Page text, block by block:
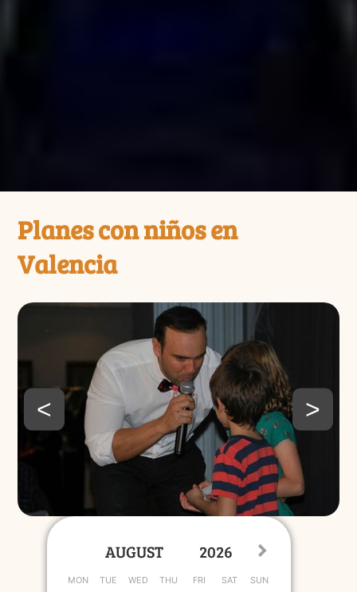
Planes con niños en
Valencia
< >
MON TUE WED THU FRI SAT SUN